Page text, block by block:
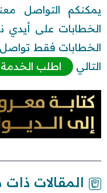
يمكنكم التواصل
الخطابات على أيدي
الخطابات فقط تواصل
التالي
اطلب الخدمة
المقالات